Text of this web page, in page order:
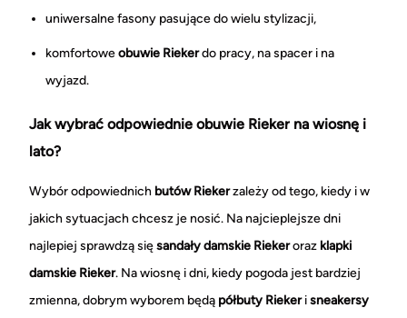
uniwersalne fasony pasujące do wielu stylizacji,
komfortoweobuwie Riekerdo pracy, na spacer i na
wyjazd.
Jak wybrać odpowiednie obuwie Rieker na wiosnę i
lato?
Wybór odpowiednich butów Riekerzależy od tego, kiedy i w
jakich sytuacjach chcesz je nosić. Na najcieplejsze dni
najlepiej sprawdzą sięsandały damskie Riekeroraz klapki
damskie Rieker. Na wiosnę i dni, kiedy pogoda jest bardziej
zmienna, dobrym wyborem będą półbuty Riekerisneakersy